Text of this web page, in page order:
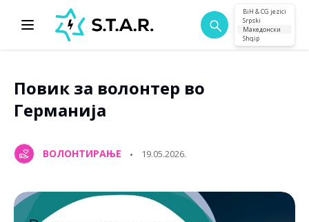
BiH & CG jezici
Srpski
Македонски
Shqip
Повик за волонтер во
Германија
ВОЛОНТИРАЊЕ 19.05.2026.